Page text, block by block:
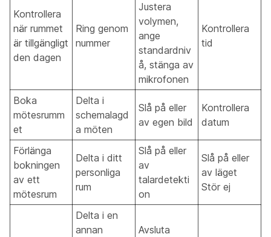
Kontrollera
när rummet
är tillgängligt
den dagen
Ring genom
nummer
Justera
volymen,
ange
standardniv
å, stänga av
mikrofonen
Kontrollera
tid
Boka
mötesrumm
et
Delta i
schemalagd
a möten
Slå på eller
av egen bild
Kontrollera
datum
Förlänga
bokningen
av ett
mötesrum
Delta i ditt
personliga
rum
Slå på eller
av
talardetekti
on
Slå på eller
av läget
Stör ej
Delta i en
annan
Avsluta